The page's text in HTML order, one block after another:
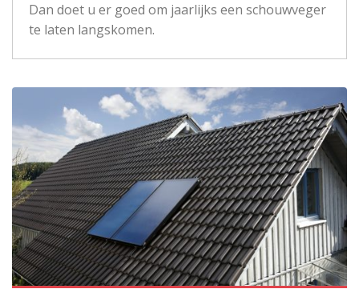
Dan doet u er goed om jaarlijks een schouwveger
te laten langskomen.